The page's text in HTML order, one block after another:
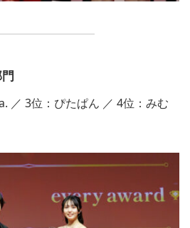
／ 3位：ぴたぱん ／ 4位：みむ